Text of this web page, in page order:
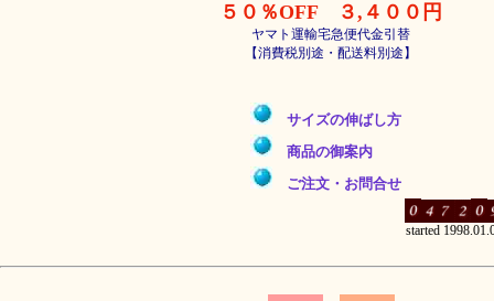
５０％OFF ３,４００円
ヤマト運輸宅急便代金引替
【消費税別途・配送料別途】
サイズの伸ばし方
商品の御案内
ご注文・お問合せ
started